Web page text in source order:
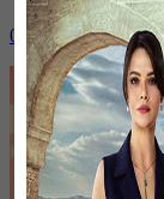
03 октября, 18:00